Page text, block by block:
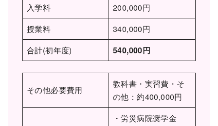
入学料
200,000円
授業料
340,000円
合計(初年度)
540,000円
その他必要費用
教科書・実習費・そ
の他：約400,000円
・労災病院奨学金